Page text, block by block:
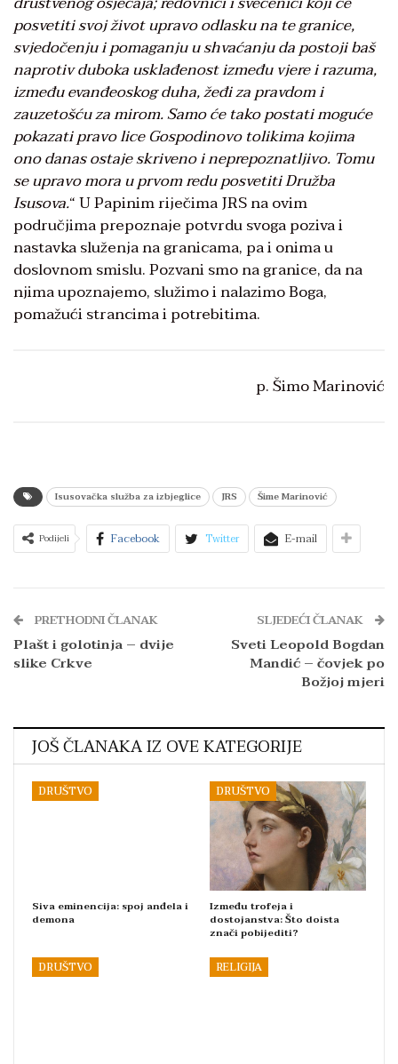
posvetiti svoj život upravo odlasku na te granice,
svjedočenju i pomaganju u shvaćanju da postoji baš
naprotiv duboka usklađenost između vjere i razuma,
između evanđeoskog duha, žeđi za pravdom i
zauzetošću za mirom. Samo će tako postati moguće
pokazati pravo lice Gospodinovo tolikima kojima
ono danas ostaje skriveno i neprepoznatljivo. Tomu
se upravo mora u prvom redu posvetiti Družba
Isusova.“ U Papinim riječima JRS na ovim
područjima prepoznaje potvrdu svoga poziva i
nastavka služenja na granicama, pa i onima u
doslovnom smislu. Pozvani smo na granice, da na
njima upoznajemo, služimo i nalazimo Boga,
pomažući strancima i potrebitima.
p. Šimo Marinović
Isusovačka služba za izbjeglice JRS Šime Marinović
Podijeli Facebook Twitter E-mail
PRETHODNI ČLANAK
Plašt i golotinja – dvije
slike Crkve
SLJEDEĆI ČLANAK
Sveti Leopold Bogdan
Mandić – čovjek po
Božjoj mjeri
JOŠ ČLANAKA IZ OVE KATEGORIJE
DRUŠTVO
Siva eminencija: spoj anđela i
demona
DRUŠTVO
Između trofeja i
dostojanstva: Što doista
znači pobijediti?
DRUŠTVO RELIGIJA